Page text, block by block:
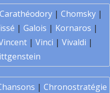
Carathéodory| Chomsky|
| Galois | Kornaros |
| Vinci | Vivaldi |
| Chronostratégie